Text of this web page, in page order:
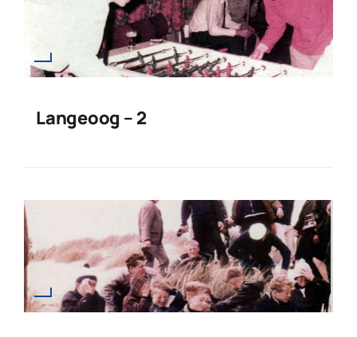
Langeoog – 2